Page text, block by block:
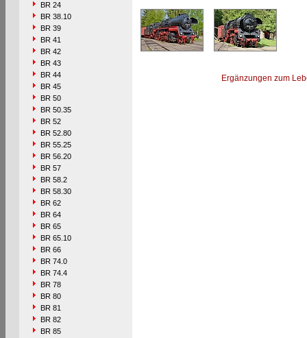
BR 24
BR 38.10
BR 39
BR 41
BR 42
BR 43
BR 44
BR 45
BR 50
BR 50.35
BR 52
BR 52.80
BR 55.25
BR 56.20
BR 57
BR 58.2
BR 58.30
BR 62
BR 64
BR 65
BR 65.10
BR 66
BR 74.0
BR 74.4
BR 78
BR 80
BR 81
BR 82
BR 85
Ergänzungen zum